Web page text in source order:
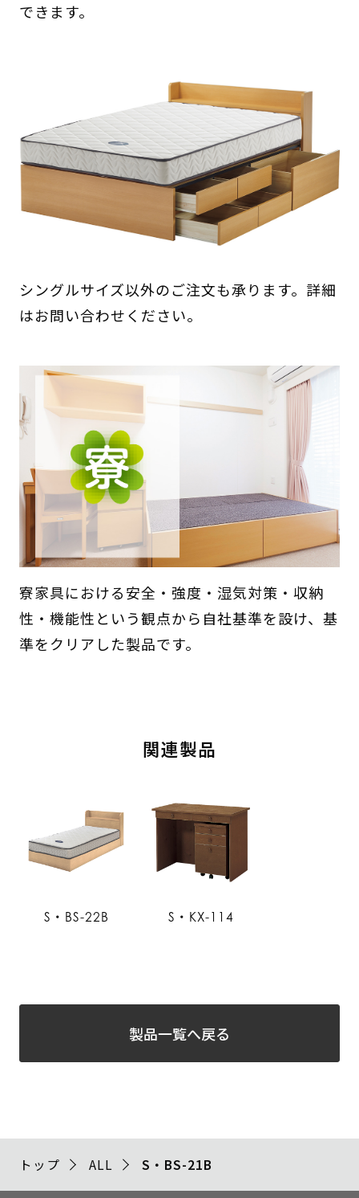
できます。
シングルサイズ以外のご注文も承ります。詳細
はお問い合わせください。
寮家具における安全・強度・湿気対策・収納
性・機能性という観点から自社基準を設け、基
準をクリアした製品です。
関連製品
S・BS-22B S・KX-114
製品一覧へ戻る
トップ ALL S・BS-21B